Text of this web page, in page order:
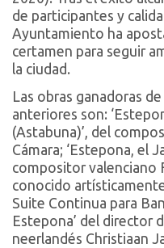
de participantes y
Ayuntamiento ha
certamen para seguir
la ciudad.
Las obras ganadoras
anteriores son:
(Astabuna)’, del
Cámara; ‘Estepona, el
compositor valenciano
conocido
Suite Continua para
Estepona’ del director
neerlandés Christiaan